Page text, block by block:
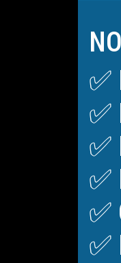
✅
✅
✅
✅
✅
✅